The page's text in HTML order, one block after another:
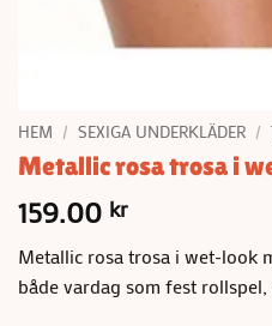
HEM / SEXIGA UNDERKLÄDER /
Metallic rosa trosa i
159.00 kr
Metallic rosa trosa i wet-look
både vardag som fest